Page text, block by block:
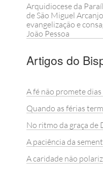
Arquidiocese da
de São Miguel
evangelização e
João Pessoa
Artigos do
A fé não promete
Quando as férias
No ritmo da graça de
A paciência da
A caridade não